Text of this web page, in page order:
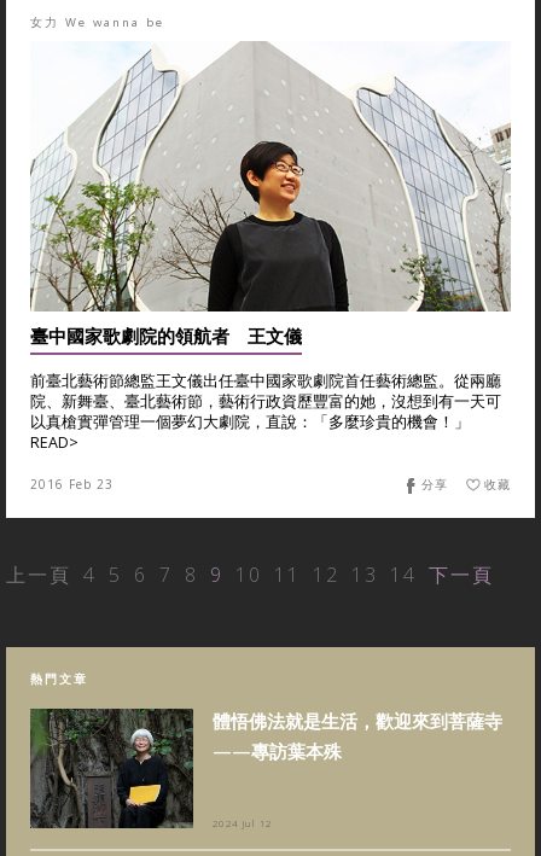
女力 We wanna be
臺中國家歌劇院的領航者 王文儀
前臺北藝術節總監王文儀出任臺中國家歌劇院首任藝術總監。從兩廳
院、新舞臺、臺北藝術節，藝術行政資歷豐富的她，沒想到有一天可
以真槍實彈管理一個夢幻大劇院，直說：「多麼珍貴的機會！」
READ>
2016 Feb 23 收藏
分享
上一頁 4 5 6 7 8 9 10 11 12 13 14 下一頁
熱門文章
體悟佛法就是生活，歡迎來到菩薩寺
——專訪葉本殊
2024 Jul 12